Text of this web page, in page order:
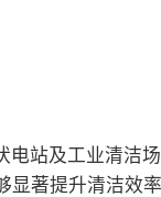
站及工业清洁
著提升清洁效率